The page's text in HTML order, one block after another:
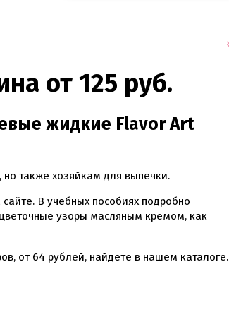
от 125 руб.
жидкие Flavor Art
также хозяйкам для выпечки.
В учебных пособиях подробно
узоры масляным кремом, как
от 64 рублей, найдете в нашем каталоге.